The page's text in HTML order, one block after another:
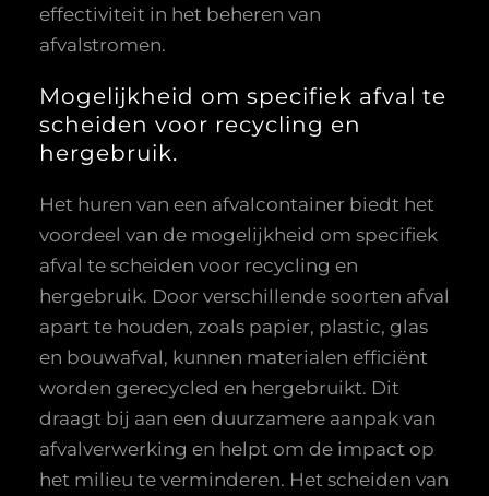
effectiviteit in het beheren van
afvalstromen.
Mogelijkheid om specifiek afval te
scheiden voor recycling en
hergebruik.
Het huren van een afvalcontainer biedt het
voordeel van de mogelijkheid om specifiek
afval te scheiden voor recycling en
hergebruik. Door verschillende soorten afval
apart te houden, zoals papier, plastic, glas
en bouwafval, kunnen materialen efficiënt
worden gerecycled en hergebruikt. Dit
draagt bij aan een duurzamere aanpak van
afvalverwerking en helpt om de impact op
het milieu te verminderen. Het scheiden van